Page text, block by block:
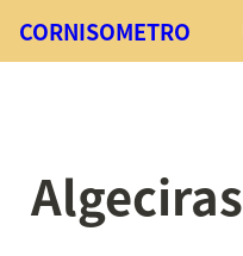
CORNISOMETRO
Algeciras